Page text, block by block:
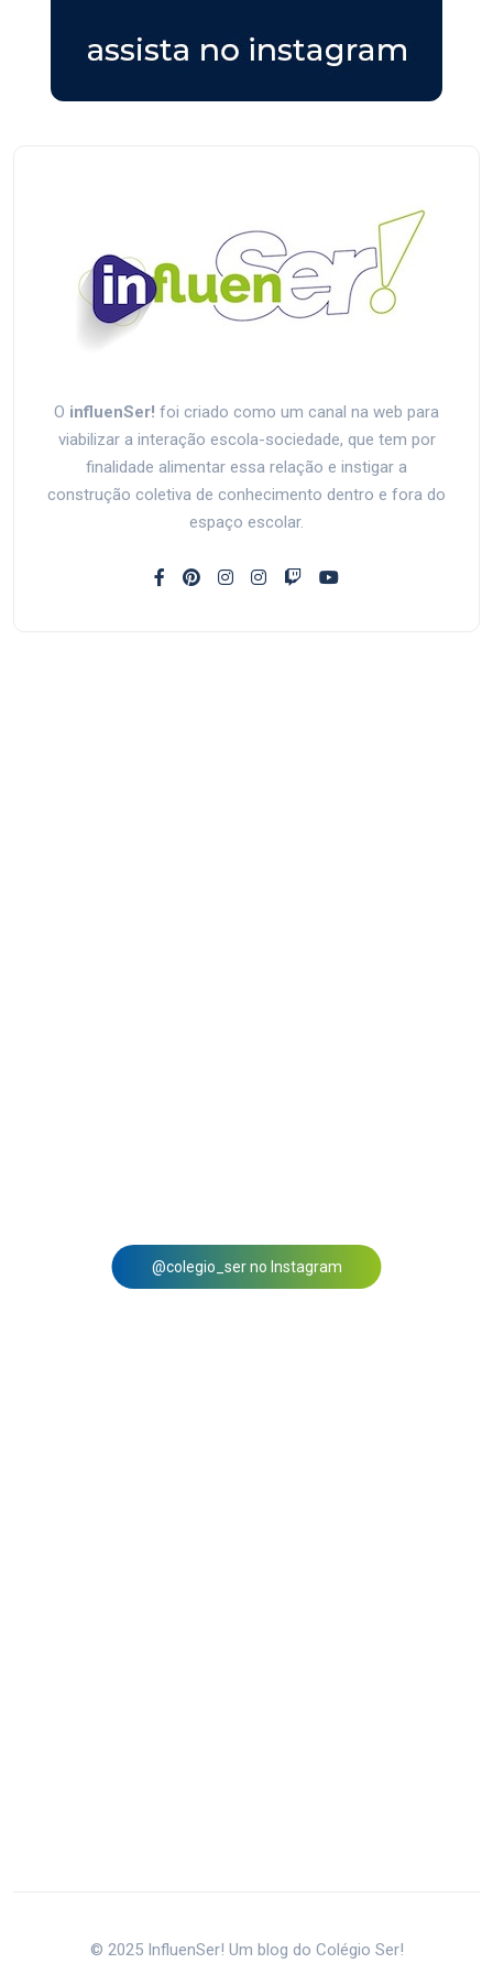
O influenSer! foi criado como um canal na web para
viabilizar a interação escola-sociedade, que tem por
finalidade alimentar essa relação e instigar a
construção coletiva de conhecimento dentro e fora do
espaço escolar.
@colegio_ser no Instagram
© 2025 InfluenSer! Um blog do Colégio Ser!